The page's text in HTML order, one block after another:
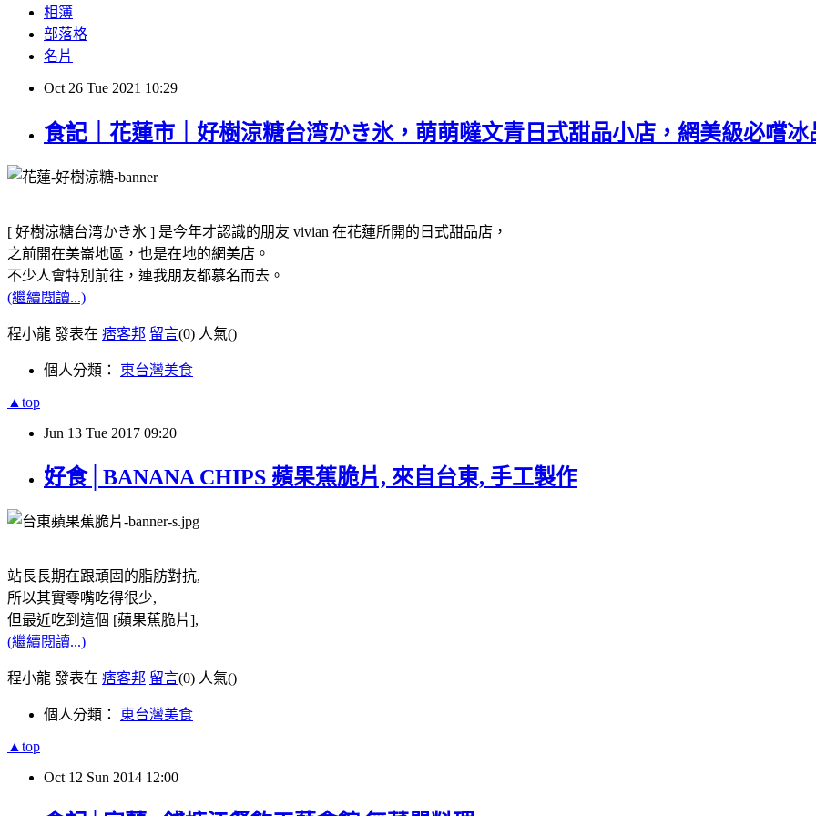
相簿
部落格
名片
Oct 26 Tue 2021 10:29
食記｜花蓮市｜好樹涼糖台湾かき氷，萌萌噠文青日式甜品小店，網美級必嚐冰
[ 好樹涼糖台湾かき氷 ] 是今年才認識的朋友 vivian 在花蓮所開的日式甜品店，
之前開在美崙地區，也是在地的網美店。
不少人會特別前往，連我朋友都慕名而去。
(繼續閱讀...)
程小龍 發表在 痞客邦 留言(0) 人氣()
個人分類： 東台灣美食
▲top
Jun 13 Tue 2017 09:20
好食│BANANA CHIPS 蘋果蕉脆片, 來自台東, 手工製作
站長長期在跟頑固的脂肪對抗,
所以其實零嘴吃得很少,
但最近吃到這個 [蘋果蕉脆片],
(繼續閱讀...)
程小龍 發表在 痞客邦 留言(0) 人氣()
個人分類： 東台灣美食
▲top
Oct 12 Sun 2014 12:00